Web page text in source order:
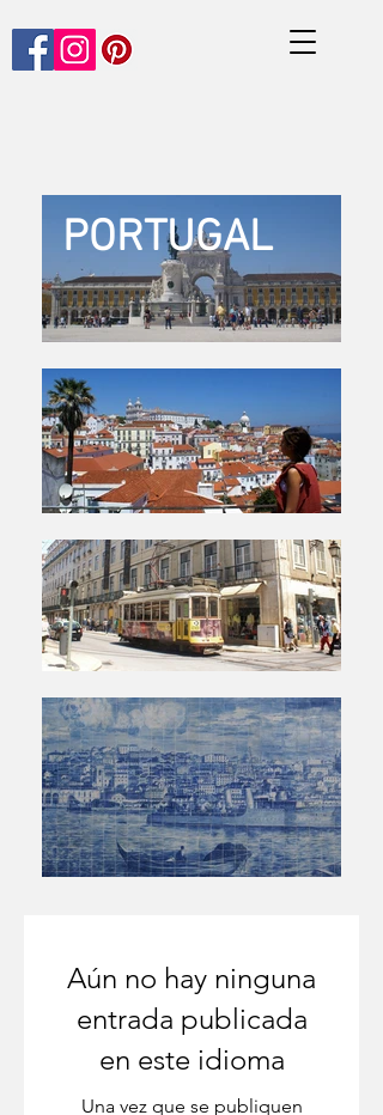
PORTUGAL
Aún no hay ninguna
entrada publicada
en este idioma
Una vez que se publiquen